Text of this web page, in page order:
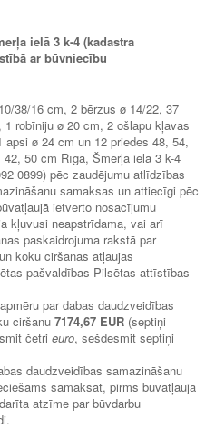
ielā 3 k-4 (kadastra
ar būvniecību
38/16 cm, 2 bērzus ø 14/22, 37
robīniju ø 20 cm, 2 ošlapu kļavas
ø 24 cm un 12 priedes 48, 54,
50 cm Rīgā, Šmerļa ielā 3 k-4
0899) pēc zaudējumu atlīdzības
samaksas un attiecīgi pēc
ietverto nosacījumu
kļuvusi neapstrīdama, vai arī
paskaidrojuma rakstā par
koku ciršanas atļaujas
pašvaldības Pilsētas attīstības
par dabas daudzveidības
ciršanu 7174,67 EUR (septiņi
četri euro, sešdesmit septiņi
daudzveidības samazināšanu
samaksāt, pirms būvatļaujā
atzīme par būvdarbu